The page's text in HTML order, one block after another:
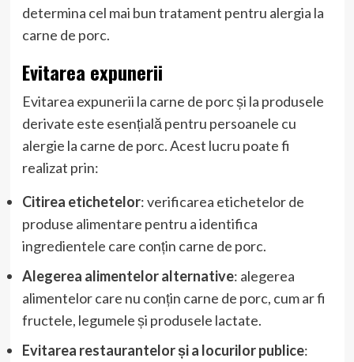
determina cel mai bun tratament pentru alergia la
carne de porc.
Evitarea expunerii
Evitarea expunerii la carne de porc și la produsele
derivate este esențială pentru persoanele cu
alergie la carne de porc. Acest lucru poate fi
realizat prin:
Citirea etichetelor: verificarea etichetelor de
produse alimentare pentru a identifica
ingredientele care conțin carne de porc.
Alegerea alimentelor alternative: alegerea
alimentelor care nu conțin carne de porc, cum ar fi
fructele, legumele și produsele lactate.
Evitarea restaurantelor și a locurilor publice: